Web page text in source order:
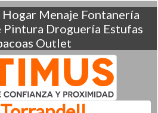
Hogar Menaje Fontanería
Pintura Droguería Estufas
Outlet